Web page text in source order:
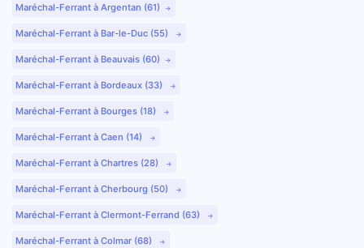
Maréchal-Ferrant à Argentan (61)
Maréchal-Ferrant à Bar-le-Duc (55)
Maréchal-Ferrant à Beauvais (60)
Maréchal-Ferrant à Bordeaux (33)
Maréchal-Ferrant à Bourges (18)
Maréchal-Ferrant à Caen (14)
Maréchal-Ferrant à Chartres (28)
Maréchal-Ferrant à Cherbourg (50)
Maréchal-Ferrant à Clermont-Ferrand (63)
Maréchal-Ferrant à Colmar (68)